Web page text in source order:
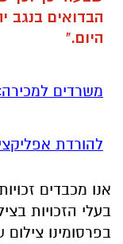
הבדואים בנגב
היום."
משרדים
להורדת
אנו מכבדים
בעלי הזכויות
בפרסומינו